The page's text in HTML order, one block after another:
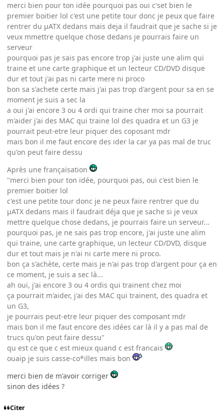
merci bien pour ton idée pourquoi pas oui c'set bien le
premier boitier lol c'est une petite tour donc je peux que faire
rentrer du µATX dedans mais deja il faudrait que je sache si je
veux mmettre quelque chose dedans je pourrais faire un
serveur
pourquoi pas je sais pas encore trop j'ai juste une alim qui
traine et une carte graphique et un lecteur CD/DVD disque
dur et tout j'ai pas ni carte mere ni proco
bon sa s'achete certe mais j'ai pas trop d'argent pour sa en se
moment je suis a sec la
a oui j'ai encore 3 ou 4 ordi qui traine cher moi sa pourrait
m'aider j'ai des MAC qui traine lol des quadra et un G3 je
pourrait peut-etre leur piquer des coposant mdr
mais bon il me faut encore des ider la car ya pas mal de truc
qu'on peut faire dessu
Après une françaïsation
"merci bien pour ton idée, pourquoi pas, oui c'est bien le
premier boitier lol
c'est une petite tour donc je ne peux faire rentrer que du
µATX dedans mais il faudrait déja que je sache si je veux
mettre quelque chose dedans, je pourrais faire un serveur...
pourquoi pas, je ne sais pas trop encore, j'ai juste une alim
qui traine, une carte graphique, un lecteur CD/DVD, disque
dur et tout mais je n'ai ni carte mere ni proco.
bon ça s'achète, certe mais je n'ai pas trop d'argent pour ça en
ce moment, je suis a sec là...
ah oui, j'ai encore 3 ou 4 ordis qui trainent chez moi
ça pourrait m'aider, j'ai des MAC qui trainent, des quadra et
un G3,
je pourrais peut-etre leur piquer des composant mdr
mais bon il me faut encore des idées car là il y a pas mal de
trucs qu'on peut faire dessu"
qu est ce que c est mieux quand c est francais
ouaip je suis casse-co*illes mais bon
merci bien de m'avoir corriger
sinon des idées ?
Citer